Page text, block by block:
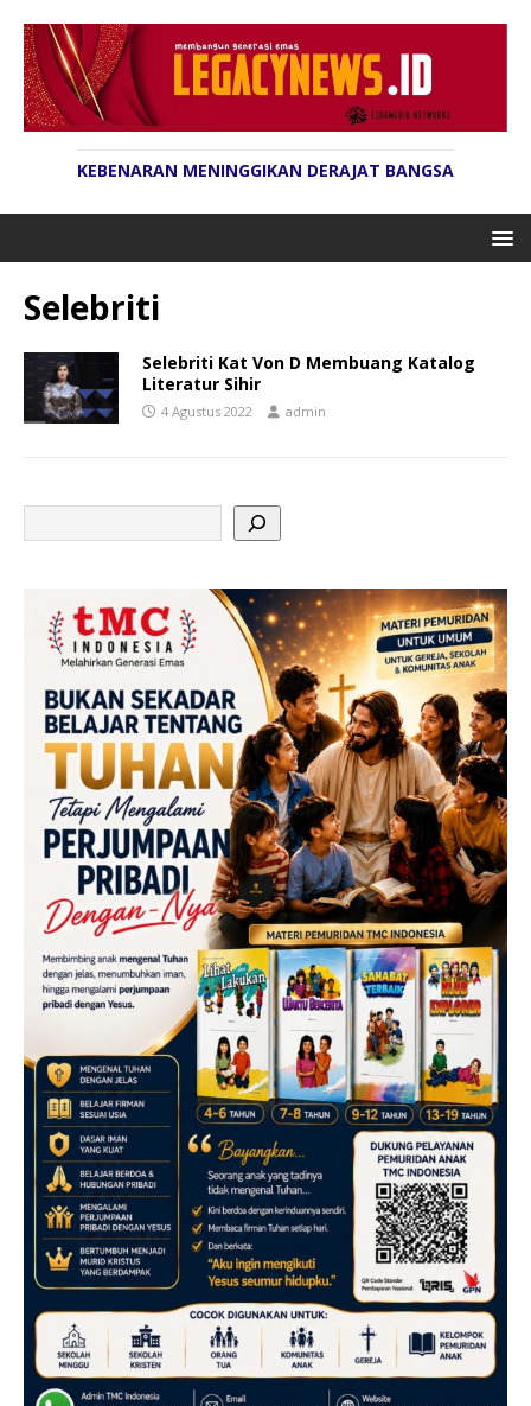
KEBENARAN MENINGGIKAN DERAJAT BANGSA
Selebriti
Selebriti Kat Von D Membuang Katalog
Literatur Sihir
4 Agustus 2022 admin